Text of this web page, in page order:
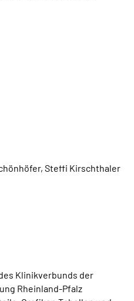
Steffi Kirschthaler
Klinikverbunds der
Rheinland-Pfalz